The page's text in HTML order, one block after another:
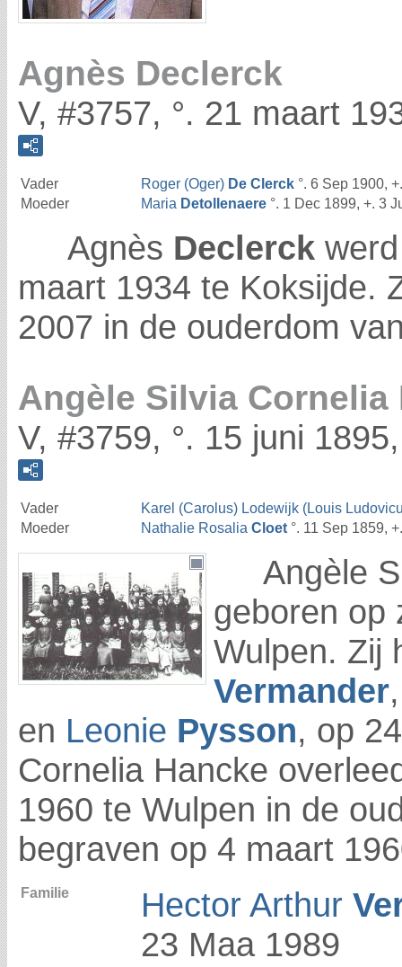
Agnès Declerck
V, #3757, °. 21 maart
Vader Roger (Oger) De Clerck °. 6 Sep 1900,
Moeder
Maria Detollenaere °. 1 Dec 1899, +. 3
Agnès Declerck
maart 1934 te Koksijde.
2007 in de ouderdom
Angèle Silvia Cornelia
V, #3759, °. 15 juni
Vader
Karel (Carolus) Lodewijk (Louis
Moeder
Nathalie Rosalia Cloet °. 11 Sep 1859,
Angèle
geboren op
Wulpen. Zij
Vermander
en Leonie Pysson, op
Cornelia Hancke
1960 te Wulpen in de
begraven op 4 maart
Familie Hector Arthur
23 Maa 1989